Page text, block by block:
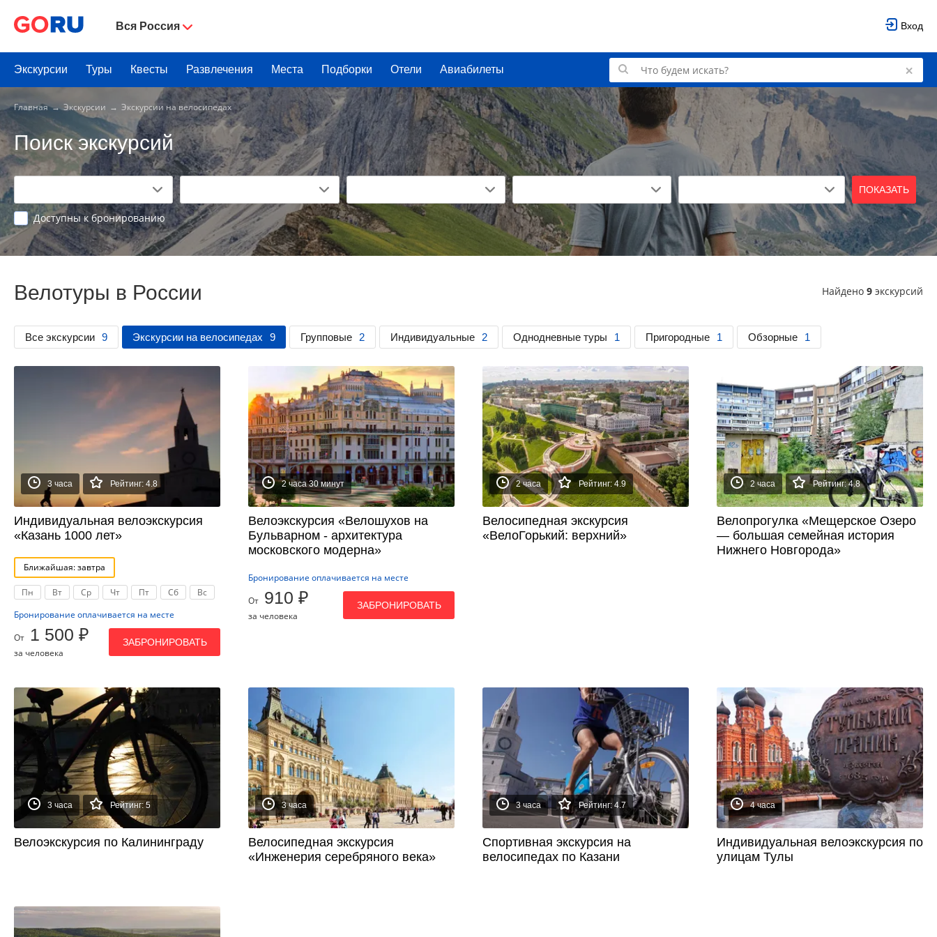
Вся Россия Вход
Экскурсии Туры Квесты Развлечения Места Подборки Отели Авиабилеты
Главная Экскурсии Экскурсии на велосипедах
Поиск экскурсий
ПОКАЗАТЬ
Доступны к бронированию
Велотуры в России Найдено 9 экскурсий
Все экскурсии 9 Экскурсии на велосипедах 9 Групповые 2 Индивидуальные 2 Однодневные туры 1 Пригородные 1 Обзорные 1
3 часа Рейтинг: 4.8
Индивидуальная велоэкскурсия
«Казань 1000 лет»
Ближайшая: завтра
Пн Вт Ср Чт Пт Сб
Вс
Бронирование оплачивается на месте
От 1 500 ₽
за человека
ЗАБРОНИРОВАТЬ
2 часа 30 минут
Велоэкскурсия «Велошухов на
Бульварном - архитектура
московского модерна»
Бронирование оплачивается на месте
От 910 ₽
за человека
ЗАБРОНИРОВАТЬ
2 часа Рейтинг: 4.9
Велосипедная экскурсия
«ВелоГорький: верхний»
2 часа Рейтинг: 4.8
Велопрогулка «Мещерское Озеро
— большая семейная история
Нижнего Новгорода»
3 часа Рейтинг: 5
Велоэкскурсия по Калининграду
3 часа
Велосипедная экскурсия
«Инженерия серебряного века»
3 часа Рейтинг: 4.7
Спортивная экскурсия на
велосипедах по Казани
4 часа
Индивидуальная велоэкскурсия по
улицам Тулы